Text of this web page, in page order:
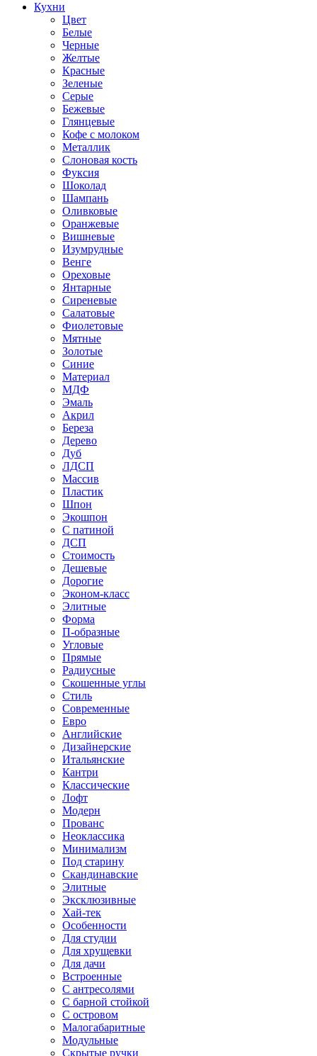
Кухни
Цвет
Белые
Черные
Желтые
Красные
Зеленые
Серые
Бежевые
Глянцевые
Кофе с молоком
Металлик
Слоновая кость
Фуксия
Шоколад
Шампань
Оливковые
Оранжевые
Вишневые
Изумрудные
Венге
Ореховые
Янтарные
Сиреневые
Салатовые
Фиолетовые
Мятные
Золотые
Синие
Материал
МДФ
Эмаль
Акрил
Береза
Дерево
Дуб
ЛДСП
Массив
Пластик
Шпон
Экошпон
С патиной
ДСП
Стоимость
Дешевые
Дорогие
Эконом-класс
Элитные
Форма
П-образные
Угловые
Прямые
Радиусные
Скошенные углы
Стиль
Современные
Евро
Английские
Дизайнерские
Итальянские
Кантри
Классические
Лофт
Модерн
Прованс
Неоклассика
Минимализм
Под старину
Скандинавские
Элитные
Эксклюзивные
Хай-тек
Особенности
Для студии
Для хрущевки
Для дачи
Встроенные
С антресолями
С барной стойкой
С островом
Малогабаритные
Модульные
Скрытые ручки